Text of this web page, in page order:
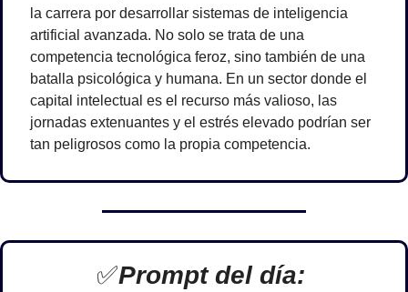
la carrera por desarrollar sistemas de inteligencia
artificial avanzada. No solo se trata de una
competencia tecnológica feroz, sino también de una
batalla psicológica y humana. En un sector donde el
capital intelectual es el recurso más valioso, las
jornadas extenuantes y el estrés elevado podrían ser
tan peligrosos como la propia competencia.
✅Prompt del día: